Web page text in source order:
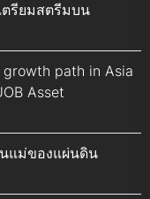
ตรียมสตรีมบน
path in Asia
Asset
แม่ของแผ่นดิน